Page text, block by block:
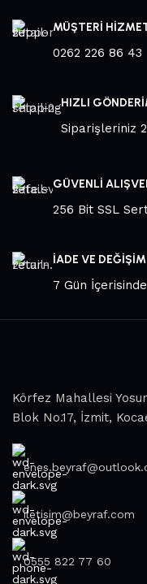
MÜŞTERİ
0262 226 86 43
HIZLI
Siparişleriniz
GÜVENLİ
256 Bit SSL
İADE VE DEĞİŞİM
7 Gün
Körfez Mahallesi
Blok No.17, İzmit,
iletisim@beyraf.com
0555 822 77 60